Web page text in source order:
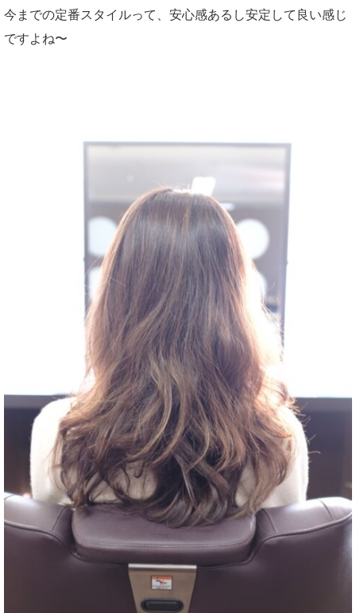
今までの定番スタイルって、安心感あるし安定して良い感じ
ですよね〜